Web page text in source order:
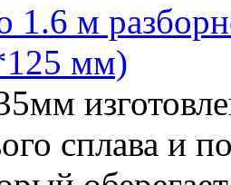
1.6 м
мм)
сплава и